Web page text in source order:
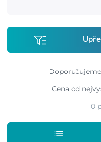
Doporučujeme
Cena od
0